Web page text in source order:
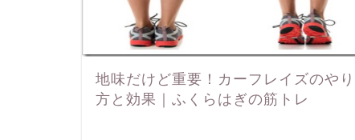
地味だけど重要！カーフレイズのやり
方と効果｜ふくらはぎの筋トレ